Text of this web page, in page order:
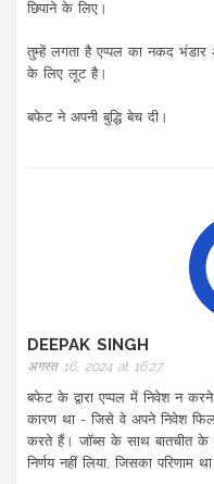
छिपाने के लिए।
तुम्हें लगता है एप्पल का नकद भंडार
के लिए लूट है।
बफेट ने अपनी बुद्धि बेच दी।
DEEPAK SINGH
अगस्त 16, 2024 at 16:27
बफेट के द्वारा एप्पल में निवेश न
कारण था - जिसे वे अपने निवेश
करते हैं। जॉब्स के साथ बातचीत के
निर्णय नहीं लिया, जिसका